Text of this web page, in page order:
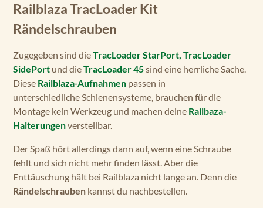
Railblaza TracLoader Kit
Rändelschrauben
Zugegeben sind dieTracLoader StarPort, TracLoader
SidePort und dieTracLoader 45sind eine herrliche Sache.
Diese Railblaza-Aufnahmen passen in
unterschiedliche Schienensysteme, brauchen für die
Montage kein Werkzeug und machen deine Railbaza-
Halterungenverstellbar.
Der Spaß hört allerdings dann auf, wenn eine Schraube
fehlt und sich nicht mehr finden lässt. Aber die
Enttäuschung hält bei Railblaza nicht lange an. Denn die
Rändelschrauben kannst du nachbestellen.